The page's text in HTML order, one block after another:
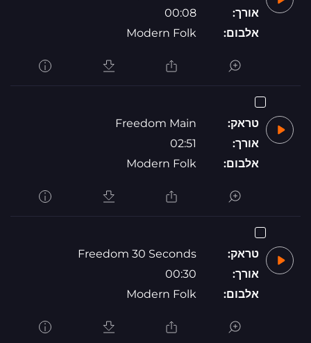
אורך:
00:08
אלבום:
Modern Folk
טראק:
Freedom Main
אורך:
02:51
אלבום:
Modern Folk
טראק:
Freedom 30 Seconds
אורך:
00:30
אלבום:
Modern Folk